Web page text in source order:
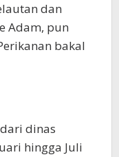
dan
Adam, pun
bakal
dinas
hingga Juli